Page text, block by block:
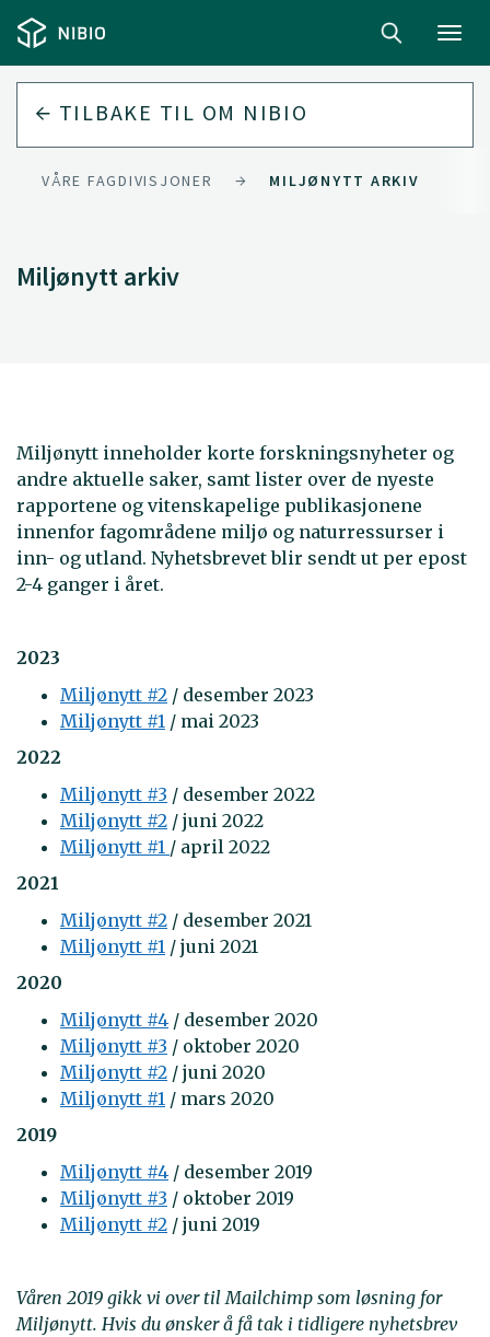
TILBAKE TIL OM NIBIO
VÅRE FAGDIVISJONER MILJØNYTT ARKIV
Miljønytt arkiv
Miljønytt inneholder korte forskningsnyheter og
andre aktuelle saker, samt lister over de nyeste
rapportene og vitenskapelige publikasjonene
innenfor fagområdene miljø og naturressurser i
inn- og utland. Nyhetsbrevet blir sendt ut per epost
2-4 ganger i året.
2023
Miljønytt #2 / desember 2023
Miljønytt #1 / mai 2023
2022
Miljønytt #3 / desember 2022
Miljønytt #2 / juni 2022
Miljønytt #1 / april 2022
2021
Miljønytt #2 / desember 2021
Miljønytt #1 / juni 2021
2020
Miljønytt #4 / desember 2020
Miljønytt #3 / oktober 2020
Miljønytt #2 / juni 2020
Miljønytt #1 / mars 2020
2019
Miljønytt #4 / desember 2019
Miljønytt #3 / oktober 2019
Miljønytt #2 / juni 2019
Våren 2019 gikk vi over til Mailchimp som løsning for
Miljønytt. Hvis du ønsker å få tak i tidligere nyhetsbrev